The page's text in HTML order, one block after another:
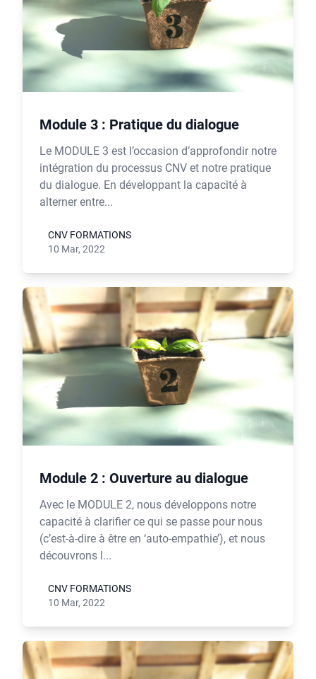
Module 3 : Pratique du dialogue
Le MODULE 3 est l’occasion d’approfondir notre
intégration du processus CNV et notre pratique
du dialogue. En développant la capacité à
alterner entre...
CNV FORMATIONS
10 Mar, 2022
Module 2 : Ouverture au dialogue
Avec le MODULE 2, nous développons notre
capacité à clarifier ce qui se passe pour nous
(c’est-à-dire à être en ‘auto-empathie’), et nous
découvrons l...
CNV FORMATIONS
10 Mar, 2022